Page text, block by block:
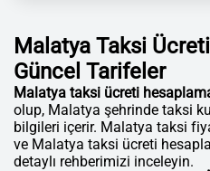
Malatya Taksi
Güncel Tarifeler
Malatya taksi ücreti
olup, Malatya şehrinde taksi
bilgileri içerir. Malatya taksi
ve Malatya taksi ücreti
detaylı rehberimizi inceleyin.